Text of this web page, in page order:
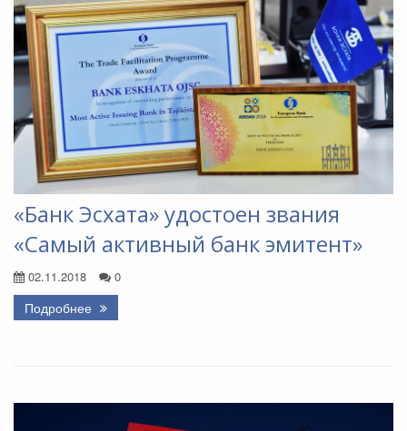
«Банк Эсхата» удостоен звания
«Самый активный банк эмитент»
02.11.2018 0
Подробнее